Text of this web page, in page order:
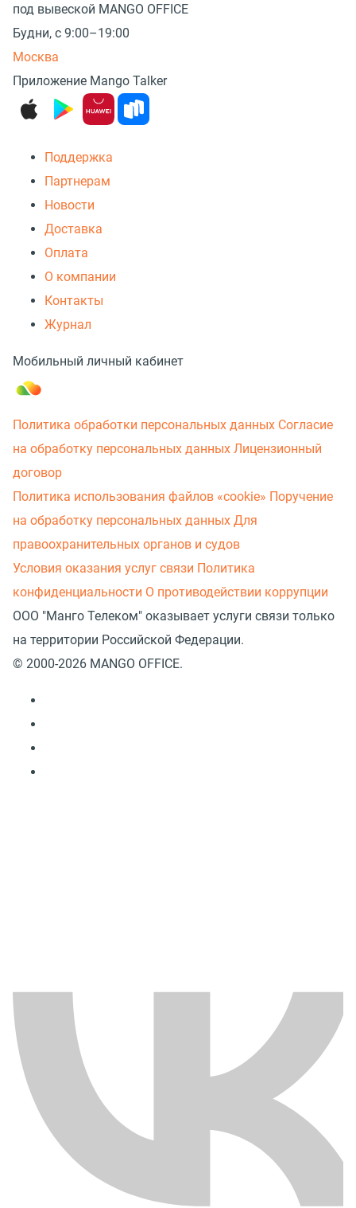
под вывеской MANGO OFFICE
Будни, с 9:00–19:00
Москва
Приложение Mango Talker
Поддержка
Партнерам
Новости
Доставка
Оплата
О компании
Контакты
Журнал
Мобильный личный кабинет
Политика обработки персональных данных Согласие
на обработку персональных данных Лицензионный
договор
Политика использования файлов «cookie» Поручение
на обработку персональных данных Для
правоохранительных органов и судов
Условия оказания услуг связи Политика
конфиденциальности О противодействии коррупции
ООО "Манго Телеком" оказывает услуги связи только
на территории Российской Федерации.
© 2000-2026 MANGO OFFICE.